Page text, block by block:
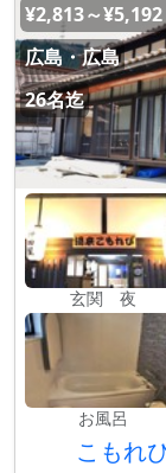
¥2,813～¥5,192
広島・広島
26名迄
玄関 夜
お風呂
こもれ